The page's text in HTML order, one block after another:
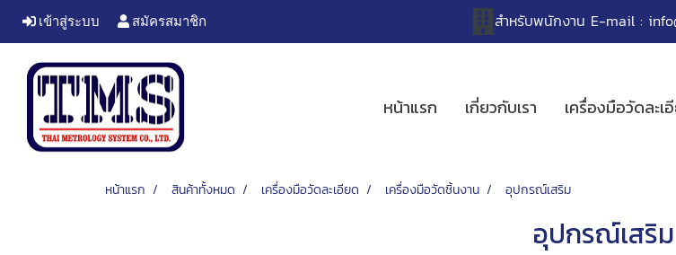
เข้าสู่ระบบ สมัครสมาชิก สำหรับพนักงาน E-mail :
หน้าแรก เกี่ยวกับเรา เครื่องมือวัดละ
หน้าแรก สินค้าทั้งหมด เครื่องมือวัดละเอียด เครื่องมือวัดชิ้นงาน อุปกรณ์เสริม
อุปกรณ์เสริม